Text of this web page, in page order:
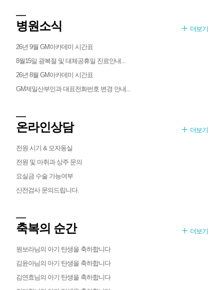
병원소식 더보기
26년 9월 GM아카데미 시간표
8월15일 광복절 및 대체공휴일 진료안내...
26년 8월 GM아카데미 시간표
GM제일산부인과 대표전화번호 변경 안내...
온라인상담 더보기
전원 시기 & 모자동실
전원 및 마취과 상주 문의
요실금 수술 가능여부
산전검사 문의드립니다.
축복의 순간 더보기
원보라님의 아기 탄생을 축하합니다
김윤아님의 아기 탄생을 축하합니다
김연효님의 아기 탄생을 축하합니다